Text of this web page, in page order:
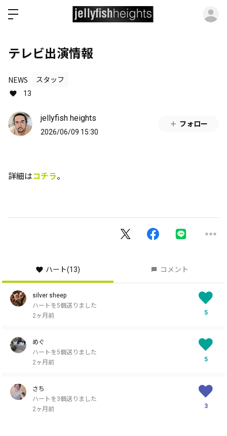
テレビ出演情報
NEWS
スタッフ
13
jellyfish heights
2026/06/09 15:30
フォロー
詳細はコチラ。
ハート(13) コメント
silver sheep
ハートを5個送りました
2ヶ月前
5
めぐ
ハートを5個送りました
2ヶ月前
5
さち
ハートを3個送りました
2ヶ月前
3